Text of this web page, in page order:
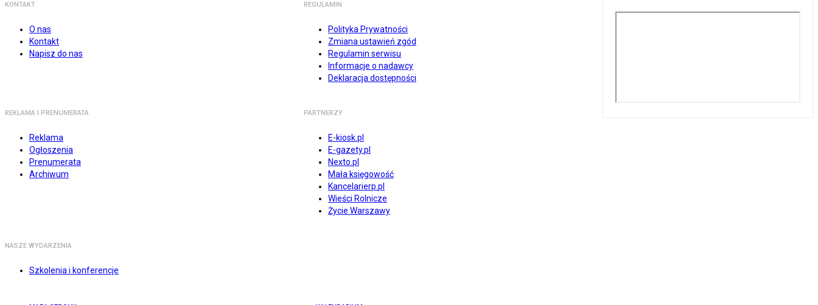
KONTAKT
O nas
Kontakt
Napisz do nas
REGULAMIN
Polityka Prywatności
Zmiana ustawień zgód
Regulamin serwisu
Informacje o nadawcy
Deklaracja dostępności
REKLAMA I PRENUMERATA
Reklama
Ogłoszenia
Prenumerata
Archiwum
PARTNERZY
E-kiosk.pl
E-gazety.pl
Nexto.pl
Mała księgowość
Kancelarierp.pl
Wieści Rolnicze
Życie Warszawy
NASZE WYDARZENIA
Szkolenia i konferencje